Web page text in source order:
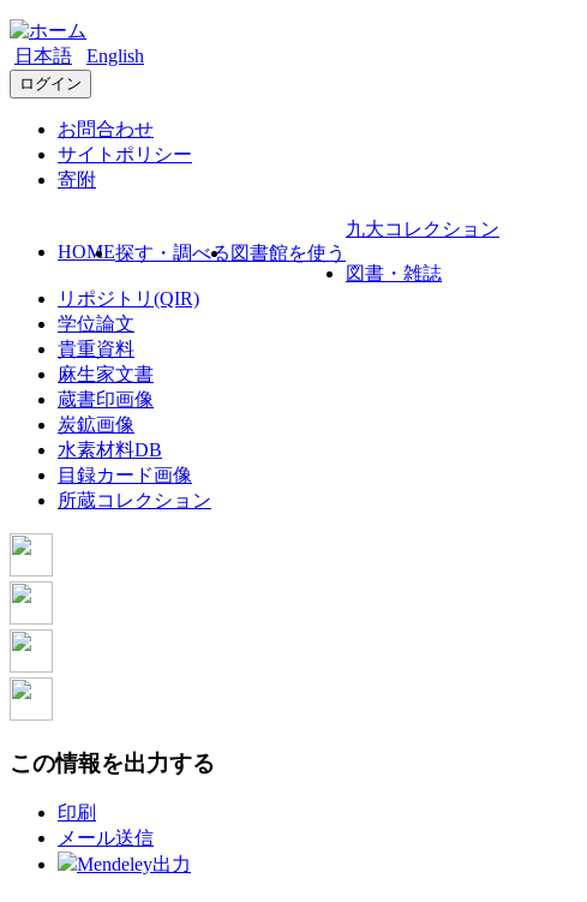
日本語 English
ログイン
お問合わせ
サイトポリシー
寄附
HOME探す・調べる 図書館を使う
九大コレクション
図書・雑誌
リポジトリ(QIR)
学位論文
貴重資料
麻生家文書
蔵書印画像
炭鉱画像
水素材料DB
目録カード画像
所蔵コレクション
この情報を出力する
印刷
メール送信
Mendeley出力